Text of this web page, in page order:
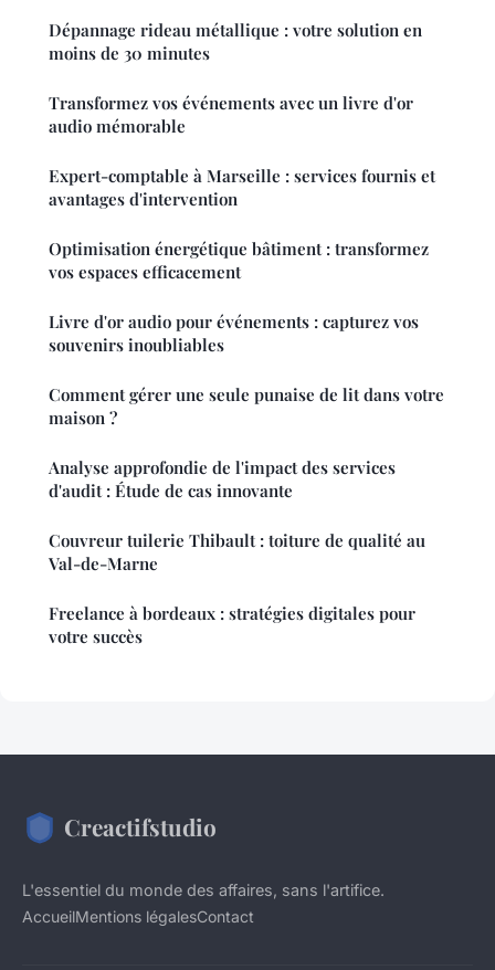
Dépannage rideau métallique : votre solution en
moins de 30 minutes
Transformez vos événements avec un livre d'or
audio mémorable
Expert-comptable à Marseille : services fournis et
avantages d'intervention
Optimisation énergétique bâtiment : transformez
vos espaces efficacement
Livre d'or audio pour événements : capturez vos
souvenirs inoubliables
Comment gérer une seule punaise de lit dans votre
maison ?
Analyse approfondie de l'impact des services
d'audit : Étude de cas innovante
Couvreur tuilerie Thibault : toiture de qualité au
Val-de-Marne
Freelance à bordeaux : stratégies digitales pour
votre succès
Creactifstudio
L'essentiel du monde des affaires, sans l'artifice.
AccueilMentions légalesContact